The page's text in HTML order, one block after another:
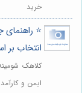
خرید
⭐️
انتخاب
کلاهک
ایمن و